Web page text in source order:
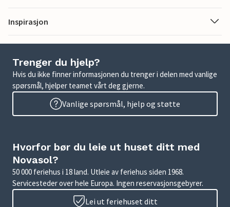
Inspirasjon
Trenger du hjelp?
Hvis du ikke finner informasjonen du trenger i delen med vanlige
spørsmål, hjelper teamet vårt deg gjerne.
Vanlige spørsmål, hjelp og støtte
Hvorfor bør du leie ut huset ditt med
Novasol?
50 000 feriehus i 18 land. Utleie av feriehus siden 1968.
Servicesteder over hele Europa. Ingen reservasjonsgebyrer.
Lei ut feriehuset ditt